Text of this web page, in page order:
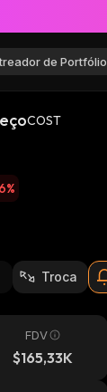
de Portfólio
COST
%
Troca
FDV
$165,33K